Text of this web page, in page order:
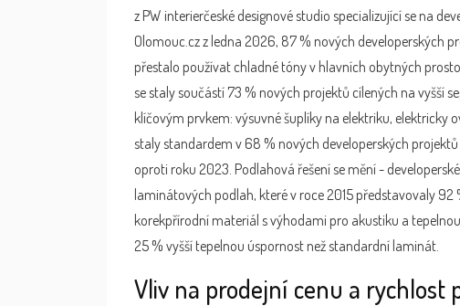
z PW interierčeské designové studio specializující se na
Olomouc.cz z ledna 2026, 87 % nových developerských
přestalo používat chladné tóny v hlavních obytných
se staly součástí 73 % nových projektů cílených na vyšší
klíčovým prvkem: výsuvné šuplíky na elektriku, elektricky
staly standardem v 68 % nových developerských
oproti roku 2023. Podlahová řešení se mění -
laminátových podlah, které v roce 2015 představovaly
korekpřírodní materiál s výhodami pro akustiku a
25 % vyšší tepelnou úspornost než standardní laminát.
Vliv na prodejní cenu a rychlost